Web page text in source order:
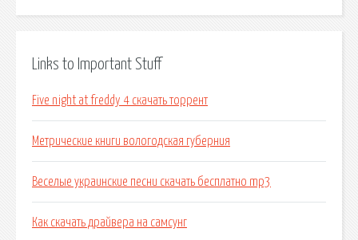
Links to Important Stuff
Five night at freddy 4 скачать торрент
Метрические книги вологодская губерния
Веселые украинские песни скачать бесплатно mp3
Как скачать драйвера на самсунг